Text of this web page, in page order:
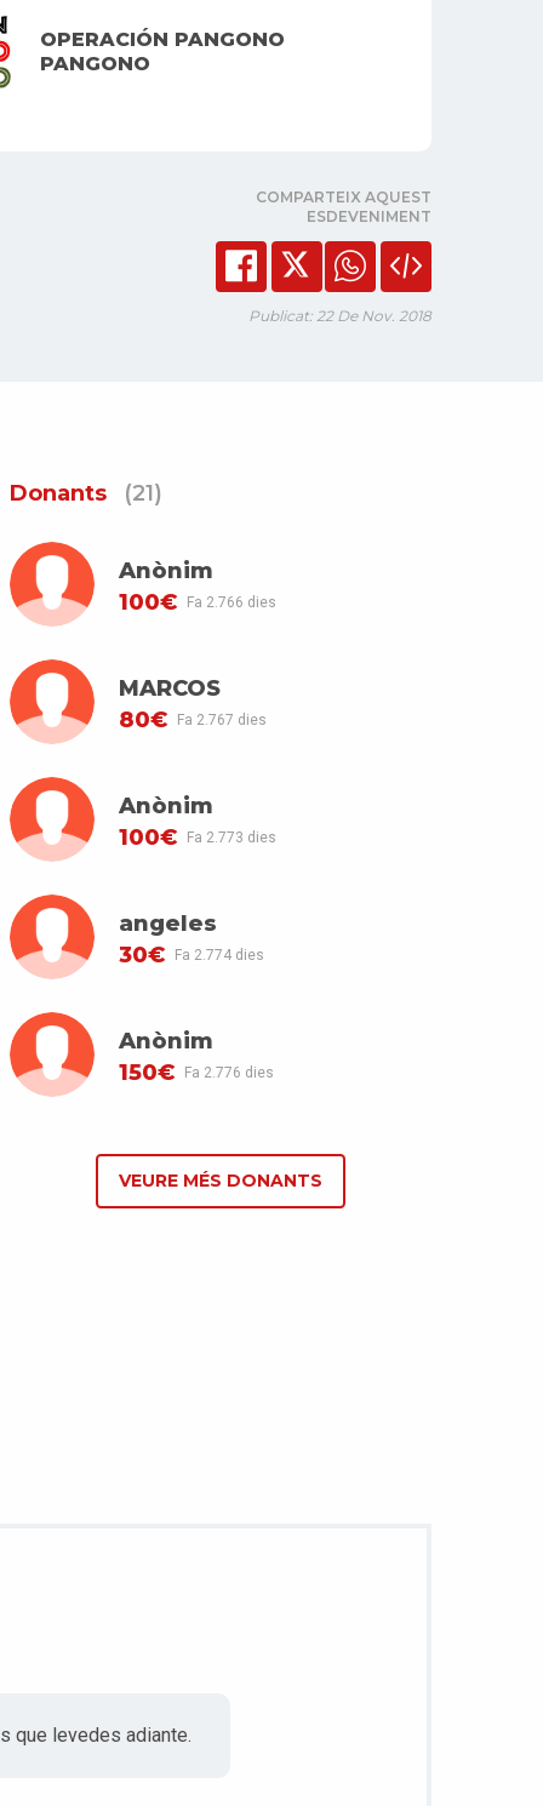
OPERACIÓN PANGONO
PANGONO
COMPARTEIX AQUEST
ESDEVENIMENT
Publicat: 22 De Nov. 2018
Donants (21)
Anònim
100€
Fa 2.766 dies
MARCOS
80€
Fa 2.767 dies
Anònim
100€
Fa 2.773 dies
angeles
30€
Fa 2.774 dies
Anònim
150€
Fa 2.776 dies
VEURE MÉS DONANTS
que levedes adiante.